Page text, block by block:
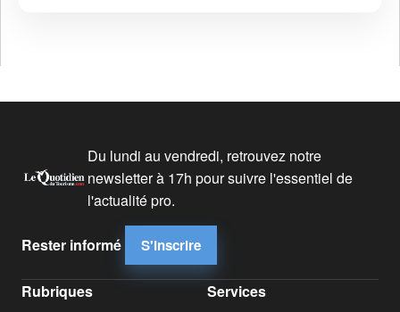
Du lundi au vendredi, retrouvez notre
newsletter à 17h pour suivre l'essentiel de
l'actualité pro.
Rester informé S'inscrire
Rubriques Services